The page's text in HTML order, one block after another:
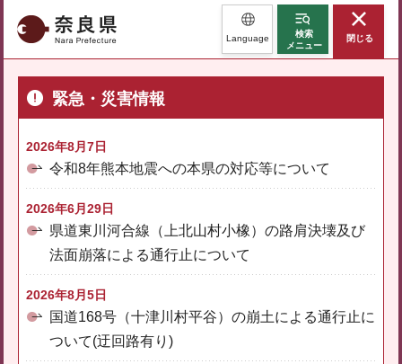
奈良県 Language
検索
メニュー
閉じる
緊急・災害情報
2026年8月7日
令和8年熊本地震への本県の対応等について
2026年6月29日
県道東川河合線（上北山村小橡）の路肩決壊及び
法面崩落による通行止について
2026年8月5日
国道168号（十津川村平谷）の崩土による通行止に
ついて(迂回路有り)